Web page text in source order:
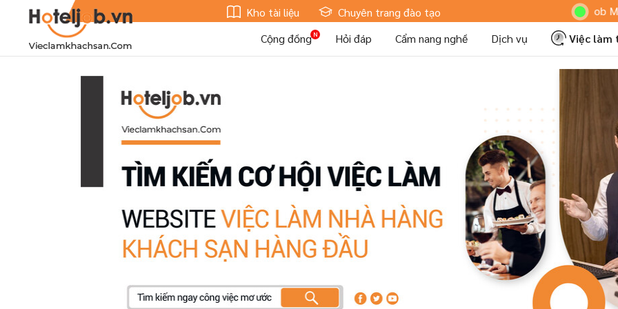
Kho tài liệu Chuyên trang đào tạo Hoteljob MV:
Cộng đồng
Hỏi đáp Cẩm nang nghề Dịch vụ
Việc làm